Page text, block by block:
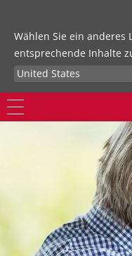
Wählen Sie ein anderes
entsprechende Inhalte